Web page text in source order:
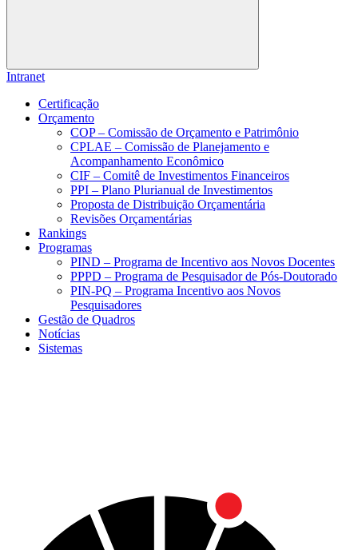
Buscar
Intranet
Certificação
Orçamento
COP – Comissão de Orçamento e Patrimônio
CPLAE – Comissão de Planejamento e
Acompanhamento Econômico
CIF – Comitê de Investimentos Financeiros
PPI – Plano Plurianual de Investimentos
Proposta de Distribuição Orçamentária
Revisões Orçamentárias
Rankings
Programas
PIND – Programa de Incentivo aos Novos Docentes
PPPD – Programa de Pesquisador de Pós-Doutorado
PIN-PQ – Programa Incentivo aos Novos
Pesquisadores
Gestão de Quadros
Notícias
Sistemas